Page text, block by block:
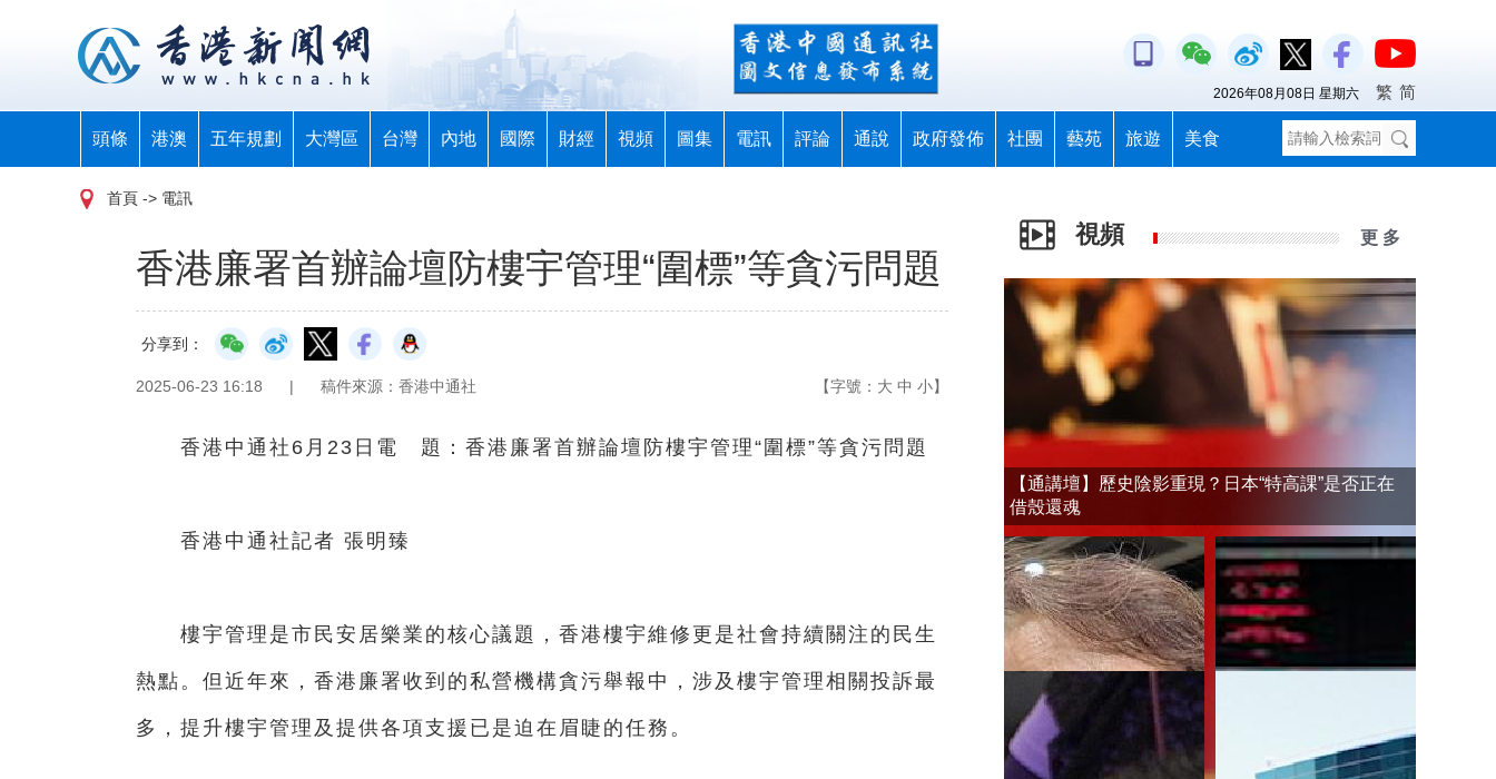
頭條 港澳 五年規劃 大灣區 台灣 內地 國際 財經 視頻 圖集 電訊 評論 通說 政府發佈 社團 藝苑 旅遊 美食
2026年08月08日 星期六 繁 简
首頁 -> 電訊
香港廉署首辦論壇防樓宇管理“圍標”等貪污問題
分享到：
2025-06-23 16:18 | 稿件來源：香港中通社 【字號： 大 中 小】
香港中通社6月23日電 題：香港廉署首辦論壇防樓宇管理“圍標”等貪污問題
香港中通社記者 張明臻
樓宇管理是市民安居樂業的核心議題，香港樓宇維修更是社會持續關注的民生
熱點。但近年來，香港廉署收到的私營機構貪污舉報中，涉及樓宇管理相關投訴最
多，提升樓宇管理及提供各項支援已是迫在眉睫的任務。
視頻 更 多
【通講壇】歷史陰影重現？日本“特高課”是否正在
借殼還魂